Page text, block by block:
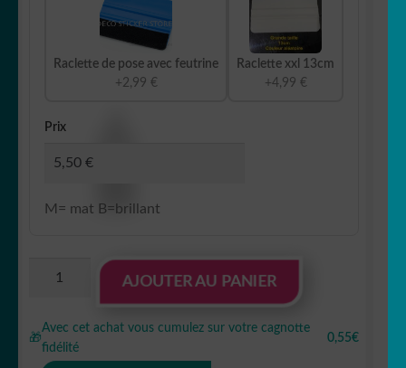
Raclette de pose avec feutrine
+2,99 €
Raclette xxl 13cm
+4,99 €
Prix
M= mat B=brillant
autocollant
bébé
AJOUTER AU PANIER
🎁
Avec cet achat vous cumulez sur votre cagnotte
fidélité
0,55€